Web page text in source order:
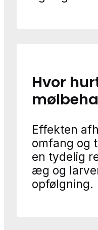
Hvor
Effekten
omfang og
en tydelig
æg og
opfølgning.